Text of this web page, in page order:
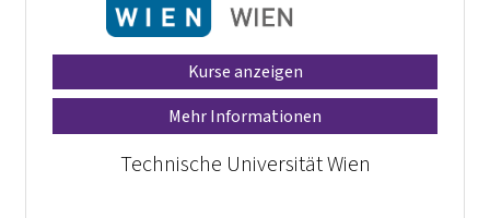
Kurse anzeigen
Mehr Informationen
Technische Universität Wien